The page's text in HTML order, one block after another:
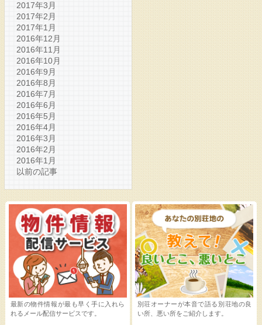
2017年3月
2017年2月
2017年1月
2016年12月
2016年11月
2016年10月
2016年9月
2016年8月
2016年7月
2016年6月
2016年5月
2016年4月
2016年3月
2016年2月
2016年1月
以前の記事
最新の物件情報が最も早く手に入れら
れるメール配信サービスです。
別荘オーナーが本音で語る別荘地の良
い所、悪い所をご紹介します。